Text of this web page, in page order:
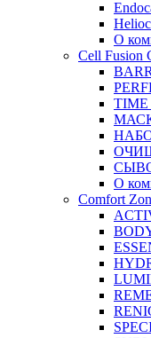
О
Cell Fusion
TIME
О
Comfort